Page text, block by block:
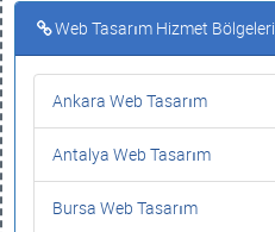
Web Tasarım Hizmet Bölgeleri
Ankara Web Tasarım
Antalya Web Tasarım
Bursa Web Tasarım